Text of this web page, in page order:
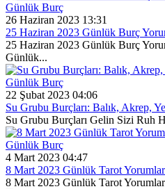
Günlük Burç
26 Haziran 2023 13:31
25 Haziran 2023 Günlük Burç
25 Haziran 2023 Günlük Burç
Günlük...
Günlük Burç
22 Şubat 2023 04:06
Su Grubu Burçları: Balık, Akrep,
Su Grubu Burçları Gelin Sizi Ruh
Günlük Burç
4 Mart 2023 04:47
8 Mart 2023 Günlük Tarot
8 Mart 2023 Günlük Tarot